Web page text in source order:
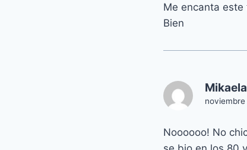
Me encanta
Bien
Mikaela
Noooooo! No